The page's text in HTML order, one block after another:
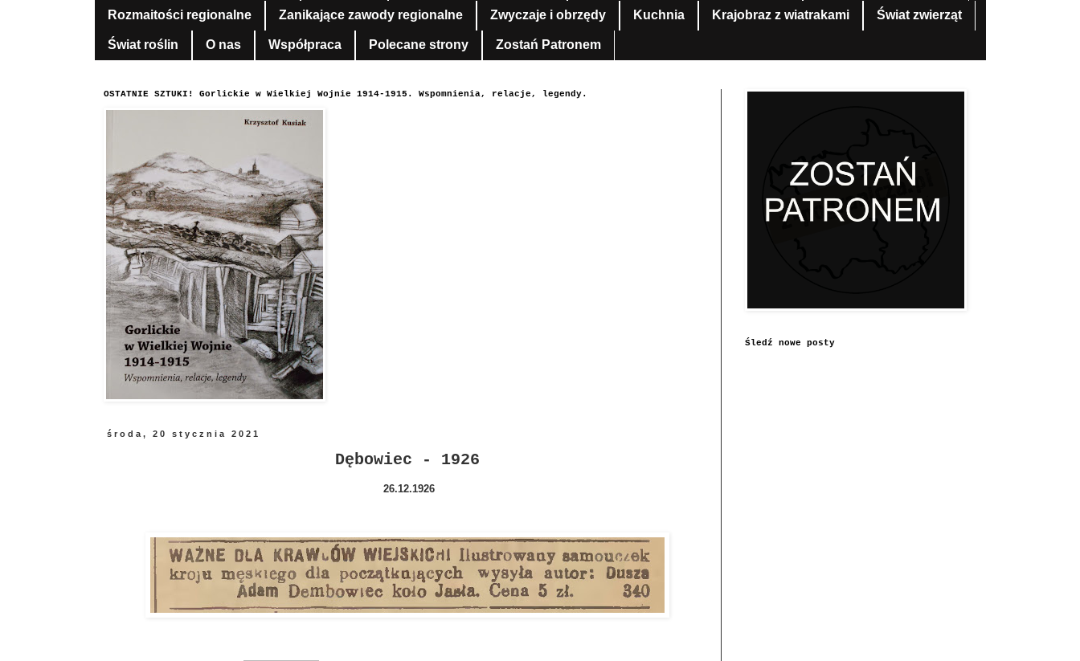
Rozmaitości regionalne Zanikające zawody regionalne Zwyczaje i obrzędy Kuchnia Krajobraz z wiatrakami Świat zwierząt
Świat roślin O nas Współpraca Polecane strony Zostań Patronem
OSTATNIE SZTUKI! Gorlickie w Wielkiej Wojnie 1914-1915. Wspomnienia, relacje, legendy.
środa, 20 stycznia 2021
Dębowiec - 1926
26.12.1926
Śledź nowe posty